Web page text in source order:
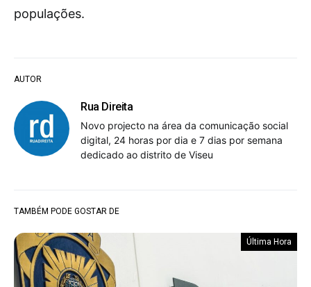
AUTOR
Rua Direita
Novo projecto na área da comunicação social
digital, 24 horas por dia e 7 dias por semana
dedicado ao distrito de Viseu
populações.
TAMBÉM PODE GOSTAR DE
Última Hora